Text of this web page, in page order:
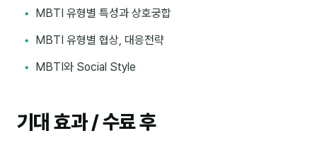
조안나
조은아
진나하
홍은표
MBTI 유형별 특성과 상호궁합
MBTI 유형별 협상, 대응전략
MBTI와 Social Style
기대 효과 / 수료 후